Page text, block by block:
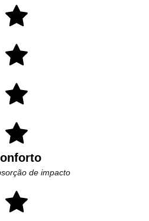
de impacto